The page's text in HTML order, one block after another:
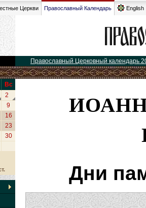
Церкви Православный Календарь English
Православный Церковный календарь
Вс
2
9
16
23
30
Дни